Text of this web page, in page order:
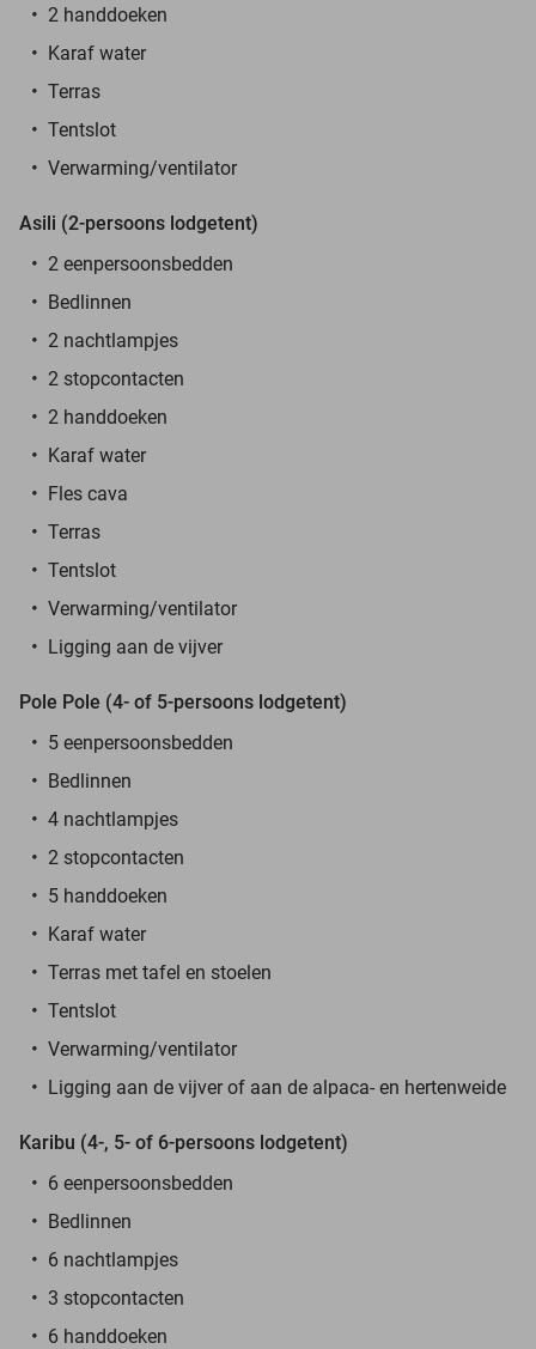
2 handdoeken
Karaf water
Terras
Tentslot
Verwarming/ventilator
Asili (2-persoons lodgetent)
2 eenpersoonsbedden
Bedlinnen
2 nachtlampjes
2 stopcontacten
2 handdoeken
Karaf water
Fles cava
Terras
Tentslot
Verwarming/ventilator
Ligging aan de vijver
Pole Pole (4- of 5-persoons lodgetent)
5 eenpersoonsbedden
Bedlinnen
4 nachtlampjes
2 stopcontacten
5 handdoeken
Karaf water
Terras met tafel en stoelen
Tentslot
Verwarming/ventilator
Ligging aan de vijver of aan de alpaca- en hertenweide
Karibu (4-, 5- of 6-persoons lodgetent)
6 eenpersoonsbedden
Bedlinnen
6 nachtlampjes
3 stopcontacten
6 handdoeken